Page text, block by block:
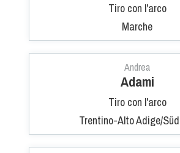
Tiro con l'arco
Marche
Andrea
Adami
Tiro con l'arco
Trentino-Alto Adige/
Referenti e
Scuole Federali
Tecnici
Direttori di Gara
Formazione
Calendario
Organi di
Modelli e moduli